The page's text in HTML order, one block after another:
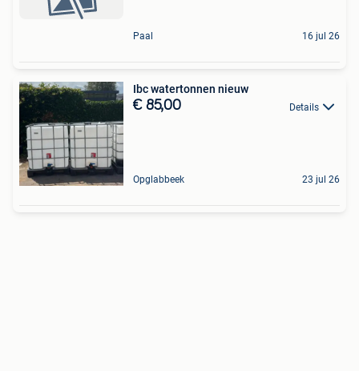
Paal 16 jul 26
Ibc watertonnen nieuw
€ 85,00 Details
Opglabbeek 23 jul 26